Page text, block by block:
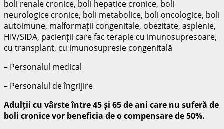
boli renale cronice, boli hepatice cronice, boli
neurologice cronice, boli metabolice, boli oncologice, boli
autoimune, malformații congenitale, obezitate, asplenie,
HIV/SIDA, pacienții care fac terapie cu imunosupresoare,
cu transplant, cu imunosupresie congenitală
– Personalul medical
– Personalul de îngrijire
Adulții cu vârste între 45 și 65 de ani care nu suferă de
boli cronice vor beneficia de o compensare de 50%.